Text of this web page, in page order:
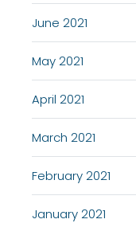
June 2021
May 2021
April 2021
March 2021
February 2021
January 2021